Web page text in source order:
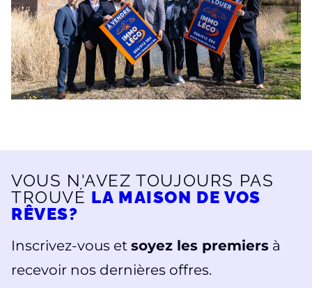
VOUS N'AVEZ TOUJOURS PAS
TROUVÉ LA MAISON DE VOS
RÊVES?
Inscrivez-vous et soyez les premiers à
recevoir nos dernières offres.